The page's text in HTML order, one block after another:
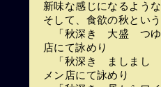
新味な感じになるよう
そして、食欲の秋とい
「秋深き 大盛
店にて詠めり
「秋深き ましま
メン店にて詠めり